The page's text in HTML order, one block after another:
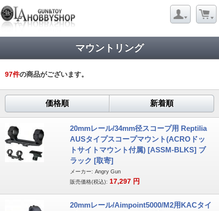
マウントリング
97件の商品がございます。
価格順 新着順
20mmレール/34mm径スコープ用 Reptilia
AUSタイプスコープマウント(ACROドッ
トサイトマウント付属) [ASSM-BLKS] ブ
ラック [取寄]
メーカー: Angry Gun
販売価格(税込): 17,297 円
20mmレール/Aimpoint5000/M2用KACタイ